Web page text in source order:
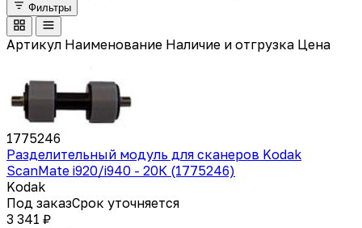
Фильтры
Артикул Наименование Наличие и отгрузка Цена
1775246
Разделительный модуль для сканеров Kodak
ScanMate i920/i940 - 20К (1775246)
Kodak
Под заказСрок уточняется
3 341 ₽